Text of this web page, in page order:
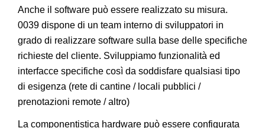
Anche il software può essere realizzato su misura.
0039 dispone di un team interno di sviluppatori in
grado di realizzare software sulla base delle specifiche
richieste del cliente. Sviluppiamo funzionalità ed
interfacce specifiche così da soddisfare qualsiasi tipo
di esigenza (rete di cantine / locali pubblici /
prenotazioni remote / altro)
La componentistica hardware può essere configurata